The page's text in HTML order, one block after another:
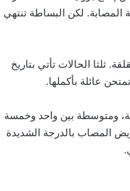
المصابة. لكن البساطة تنتهي
ثلثا الحالات تأتي بتاريخ
عائلة بأكملها.
ومتوسطة بين واحد وخمسة
المصاب بالدرجة الشديدة